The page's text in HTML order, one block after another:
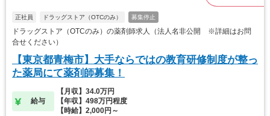
正社員 ドラッグストア（OTCのみ） 募集停止
ドラッグストア（OTCのみ）の薬剤師求人（法人名非公開 ※詳細はお問
合せください）
【東京都青梅市】大手ならではの教育研修制度が整っ
た薬局にて薬剤師募集！
給与
【月収】34.0万円
【年収】498万円程度
【時給】2,000円～